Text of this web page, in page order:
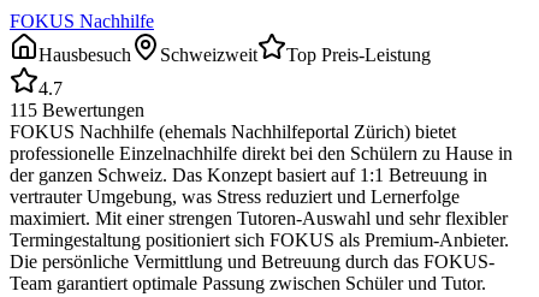
FOKUS Nachhilfe
Hausbesuch
Schweizweit
Top Preis-Leistung
4.7
115 Bewertungen
FOKUS Nachhilfe (ehemals Nachhilfeportal Zürich) bietet
professionelle Einzelnachhilfe direkt bei den Schülern zu Hause in
der ganzen Schweiz. Das Konzept basiert auf 1:1 Betreuung in
vertrauter Umgebung, was Stress reduziert und Lernerfolge
maximiert. Mit einer strengen Tutoren-Auswahl und sehr flexibler
Termingestaltung positioniert sich FOKUS als Premium-Anbieter.
Die persönliche Vermittlung und Betreuung durch das FOKUS-
Team garantiert optimale Passung zwischen Schüler und Tutor.